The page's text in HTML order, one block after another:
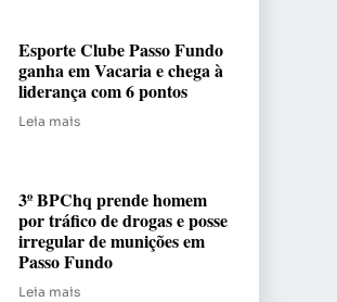
Esporte Clube Passo Fundo
ganha em Vacaria e chega à
liderança com 6 pontos
Leia mais
3º BPChq prende homem
por tráfico de drogas e posse
irregular de munições em
Passo Fundo
Leia mais